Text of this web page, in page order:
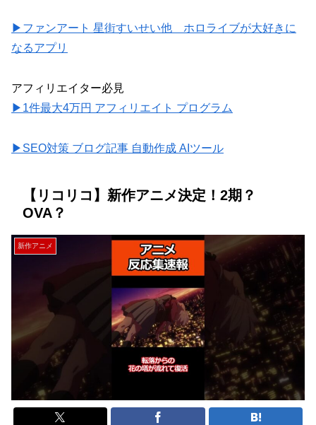
▶ファンアート 星街すいせい他 ホロライブが大好きに
なるアプリ
アフィリエイター必見
▶1件最大4万円 アフィリエイト プログラム
▶SEO対策 ブログ記事 自動作成 AIツール
【リコリコ】新作アニメ決定！2期？
OVA？
新作アニメ